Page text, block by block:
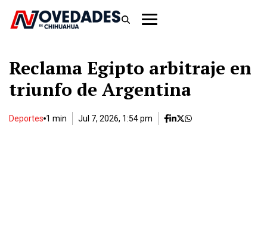
Reclama Egipto arbitraje en
triunfo de Argentina
Deportes 1 min Jul 7, 2026, 1:54 pm